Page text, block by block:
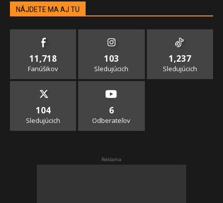
NÁJDETE MA AJ TU
11,718
Fanúšikov
103
Sledujúcich
1,237
Sledujúcich
104
Sledujúcich
6
Odberateľov
Reklama